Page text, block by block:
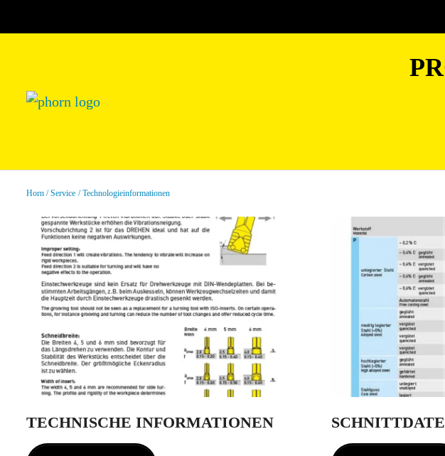
Horn Service Technologieinformationen
TECHNISCHE INFORMATIONEN